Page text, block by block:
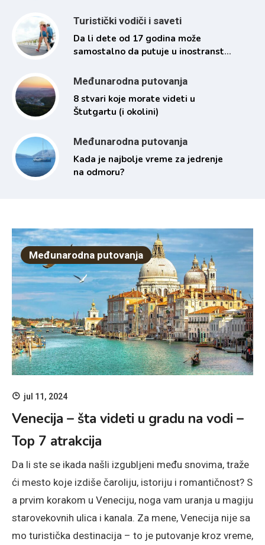
Turistički vodiči i saveti
Da li dete od 17 godina može
samostalno da putuje u inostranstvo
Međunarodna putovanja
8 stvari koje morate videti u
Štutgartu (i okolini)
Međunarodna putovanja
Kada je najbolje vreme za jedrenje
na odmoru?
Međunarodna putovanja
jul 11, 2024
Venecija – šta videti u gradu na vodi –
Top 7 atrakcija
Da li ste se ikada našli izgubljeni među snovima, traže
ći mesto koje izdiše čaroliju, istoriju i romantičnost? S
a prvim korakom u Veneciju, noga vam uranja u magiju
starovekovnih ulica i kanala. Za mene, Venecija nije sa
mo turistička destinacija – to je putovanje kroz vreme,